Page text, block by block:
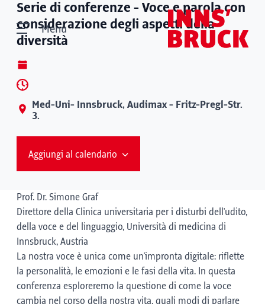
Menù
Serie di conferenze - Voce e parola con
considerazione degli aspetti della
diversità
Med-Uni- Innsbruck, Audimax - Fritz-Pregl-Str.
3.
Aggiungi al calendario
Prof. Dr. Simone Graf
Direttore della Clinica universitaria per i disturbi dell'udito,
della voce e del linguaggio, Università di medicina di
Innsbruck, Austria
La nostra voce è unica come un'impronta digitale: riflette
la personalità, le emozioni e le fasi della vita. In questa
conferenza esploreremo la questione di come la voce
cambia nel corso della nostra vita, quali modi di parlare